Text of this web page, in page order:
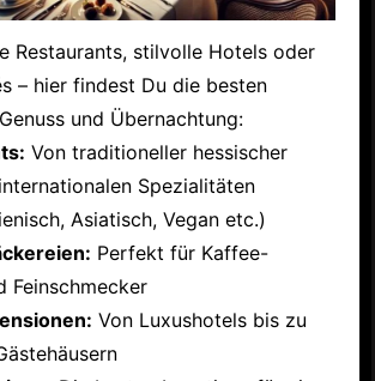
Restaurants, stilvolle Hotels oder
– hier findest Du die besten
und Übernachtung:
Von traditioneller hessischer
Spezialitäten
Asiatisch, Vegan etc.)
Perfekt für Kaffee-
Feinschmecker
Von Luxushotels bis zu